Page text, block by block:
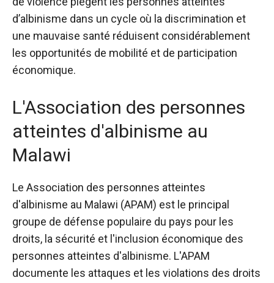
d’albinisme dans un cycle où la discrimination et
une mauvaise santé réduisent considérablement
les opportunités de mobilité et de participation
économique.
L'Association des personnes
atteintes d'albinisme au
Malawi
Le Association des personnes atteintes
d'albinisme au Malawi (APAM) est le principal
groupe de défense populaire du pays pour les
droits, la sécurité et l'inclusion économique des
personnes atteintes d'albinisme. L'APAM
documente les attaques et les violations des droits